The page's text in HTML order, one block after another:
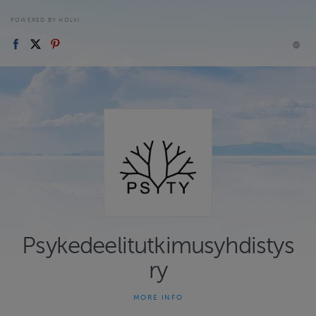
POWERED BY HOLVI
Psykedeelitutkimusyhdistys
ry
MORE INFO